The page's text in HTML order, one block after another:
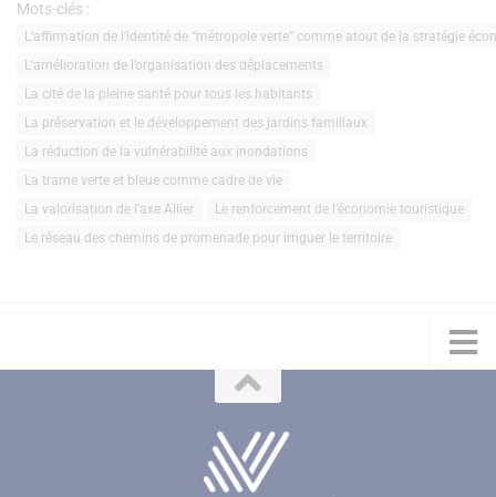
Mots-clés :
L’affirmation de l’identité de “métropole verte” comme atout de la stratégie
L’amélioration de l’organisation des déplacements
La cité de la pleine santé pour tous les habitants
La préservation et le développement des jardins familiaux
La réduction de la vulnérabilité aux inondations
La trame verte et bleue comme cadre de vie
La valorisation de l’axe Allier
Le renforcement de l’économie touristique
Le réseau des chemins de promenade pour irriguer le territoire